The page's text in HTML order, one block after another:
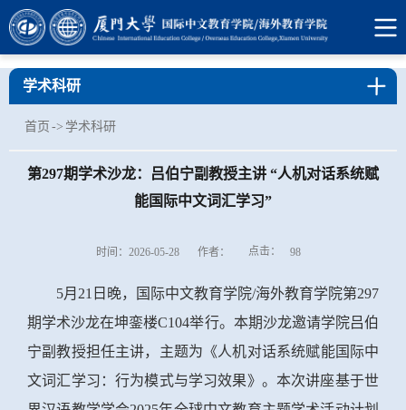
学术科研
首页 -> 学术科研
第297期学术沙龙：吕伯宁副教授主讲 “人机对话系统赋
能国际中文词汇学习”
时间：2026-05-28 作者： 点击： 98
5月21日晚，国际中文教育学院/海外教育学院第297
期学术沙龙在坤銮楼C104举行。本期沙龙邀请学院吕伯
宁副教授担任主讲，主题为《人机对话系统赋能国际中
文词汇学习：行为模式与学习效果》。本次讲座基于世